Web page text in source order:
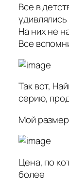
Все в
На них не
Все
Так вот,
серию,
Мой размер
Цена, по
более